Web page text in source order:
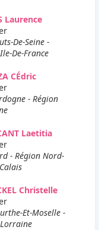
Laurence
De-Seine -
De-France
CÉdric
- Région
Laetitia
- Région Nord-
Christelle
Et-Moselle -